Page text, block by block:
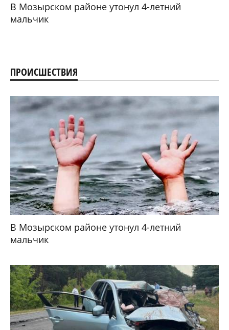
В Мозырском районе утонул 4-летний
мальчик
ПРОИСШЕСТВИЯ
В Мозырском районе утонул 4-летний
мальчик